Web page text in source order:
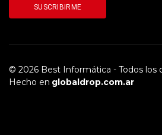
© 2026 Best Informática - Todos los
Hecho en globaldrop.com.ar